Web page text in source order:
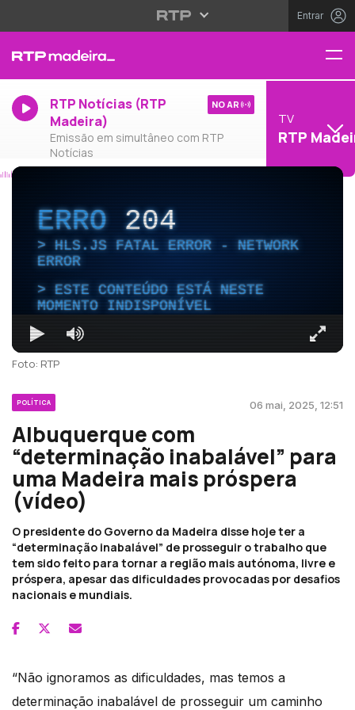
Entrar
RTP Notícias (RTP
Madeira)
Emissão em simultâneo com RTP
Notícias
NO AR
TV
RTP
ERRO204
HLS.JS FATAL ERROR - NETWORK
ERROR
ESTE CONTEÚDO ESTÁ NESTE
MOMENTO INDISPONÍVEL
Foto: RTP
POLÍTICA 06 mai, 2025, 12:51
Albuquerque com
“determinação inabalável” para
uma Madeira mais próspera
(vídeo)
O presidente do Governo da Madeira disse hoje ter a
“determinação inabalável” de prosseguir o trabalho que
tem sido feito para tornar a região mais autónoma, livre e
próspera, apesar das dificuldades provocadas por desafios
nacionais e mundiais.
“Não ignoramos as dificuldades, mas temos a
determinação inabalável de prosseguir um caminho